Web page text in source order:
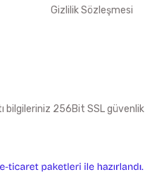
Gizlilik Sözleşmesi
bilgileriniz 256Bit SSL
ideasoft
e-